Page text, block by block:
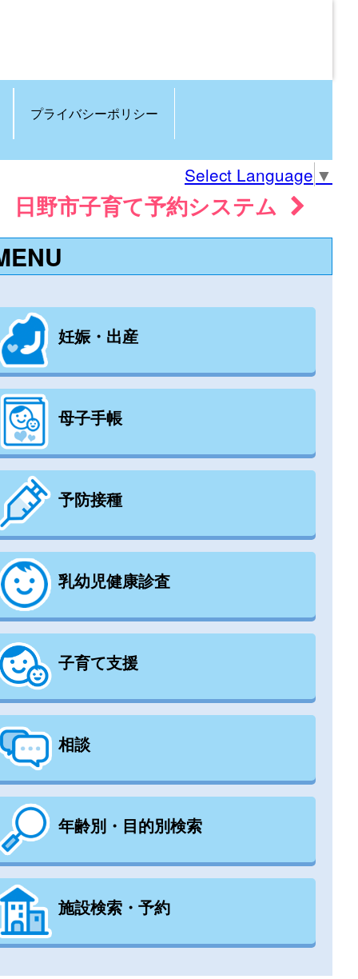
プライバシーポリシー
Select Language ▼
日野市子育て予約システム
妊娠・出産
母子手帳
予防接種
乳幼児健康診査
子育て支援
相談
年齢別・目的別検索
施設検索・予約